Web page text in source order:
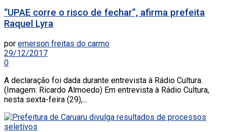
“UPAE corre o risco de fechar”, afirma prefeita
Raquel Lyra
por emerson freitas do carmo
29/12/2017
0
A declaração foi dada durante entrevista à Rádio Cultura.
(Imagem: Ricardo Almoedo) Em entrevista à Rádio Cultura,
nesta sexta-feira (29),...